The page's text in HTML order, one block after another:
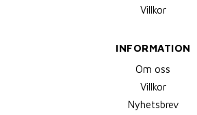
Villkor
INFORMATION
Om oss
Villkor
Nyhetsbrev